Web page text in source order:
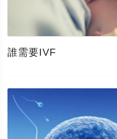
誰需要IVF